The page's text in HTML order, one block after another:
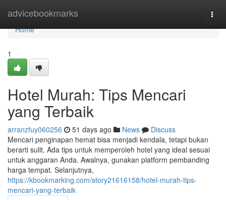
advicebookmarks
Home
Home
1
Hotel Murah: Tips Mencari
yang Terbaik
arranzfuy060256 51 days ago News
Discuss
Mencari penginapan hemat bisa menjadi kendala, tetapi bukan
berarti sulit. Ada tips untuk memperoleh hotel yang ideal sesuai
untuk anggaran Anda. Awalnya, gunakan platform pembanding
harga tempat. Selanjutnya,
https://kbookmarking.com/story21616158/hotel-murah-tips-
mencari-yang-terbaik